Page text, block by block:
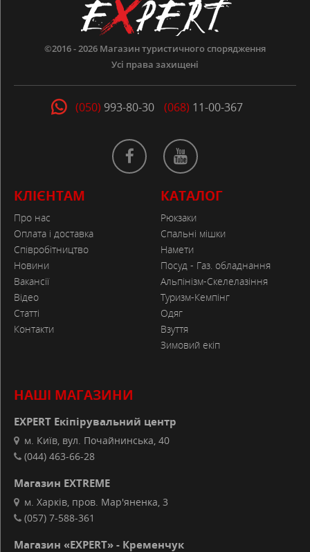
©2016 - 2026 Магазин туристичного спорядження
Усі права захищені
(050) 993-80-30 (068) 11-00-367
КЛІЄНТАМ
Про нас
Оплата і доставка
Співробітництво
Новини
Вакансії
Відео
Статті
Контакти
КАТАЛОГ
Рюкзаки
Спальні мішки
Намети
Посуд - Газ. обладнання
Альпінізм-Скелелазіння
Туризм-Кемпінг
Одяг
Взуття
Зимовий екіп
НАШІ МАГАЗИНИ
EXPERT Екіпірувальний центр
м. Київ, вул. Почайнинська, 40
(044) 463-66-28
Магазин EXTREME
м. Харків, пров. Мар'яненка, 3
(057) 7-588-361
Магазин «EXPERT» - Кременчук